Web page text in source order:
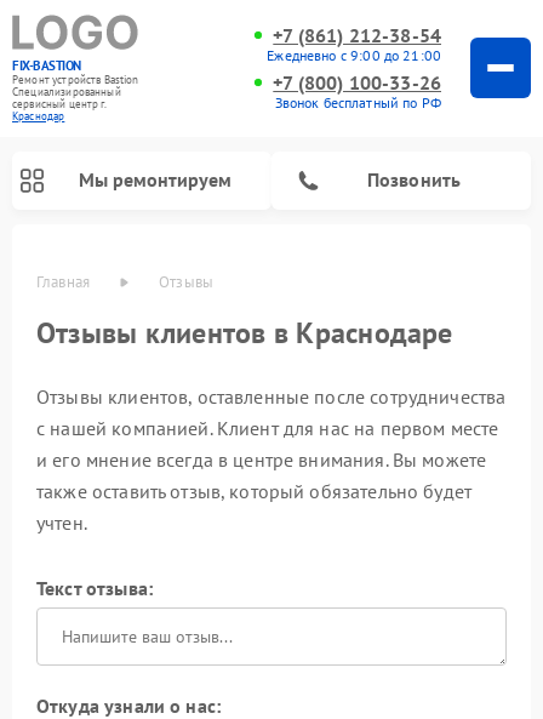
FIX-BASTION
Ремонт устройств Bastion
Специализированный
cервисный центр г.
Краснодар
+7 (861) 212-38-54
Ежедневно с 9:00 до 21:00
+7 (800) 100-33-26
Звонок бесплатный по РФ
Мы ремонтируем Позвонить
Главная Отзывы
Отзывы клиентов в Краснодаре
Отзывы клиентов, оставленные после сотрудничества
с нашей компанией. Клиент для нас на первом месте
и его мнение всегда в центре внимания. Вы можете
также оставить отзыв, который обязательно будет
учтен.
Текст отзыва:
Откуда узнали о нас: